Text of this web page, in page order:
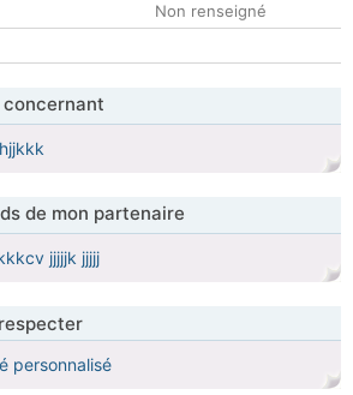
Non renseigné
concernant
de mon partenaire
jjjjjk jjjjj
personnalisé